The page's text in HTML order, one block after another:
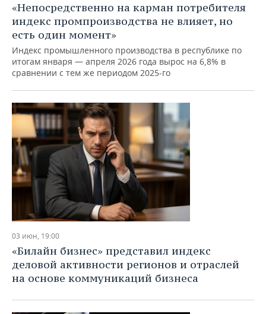
«Непосредственно на карман потребителя
индекс промпроизводства не влияет, но
есть один момент»
Индекс промышленного производства в республике по
итогам января — апреля 2026 года вырос на 6,8% в
сравнении с тем же периодом 2025-го
03 июн, 19:00
«Билайн бизнес» представил индекс
деловой активности регионов и отраслей
на основе коммуникаций бизнеса